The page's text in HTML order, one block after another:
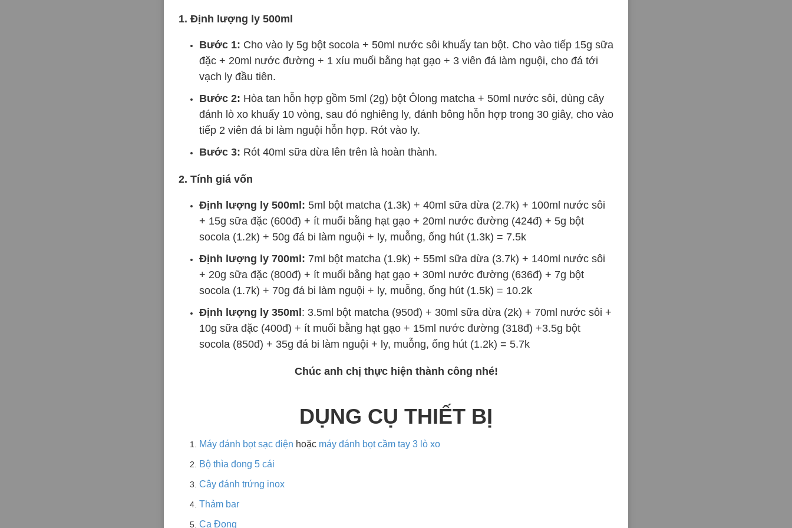
1. Định lượng ly 500ml
Bước 1: Cho vào ly 5g bột socola + 50ml nước sôi khuấy tan bột. Cho vào tiếp 15g sữa
đặc + 20ml nước đường + 1 xíu muối bằng hạt gạo + 3 viên đá làm nguội, cho đá tới
vạch ly đầu tiên.
Bước 2: Hòa tan hỗn hợp gồm 5ml (2g) bột Ôlong matcha + 50ml nước sôi, dùng cây
đánh lò xo khuấy 10 vòng, sau đó nghiêng ly, đánh bông hỗn hợp trong 30 giây, cho vào
tiếp 2 viên đá bi làm nguội hỗn hợp. Rót vào ly.
Bước 3: Rót 40ml sữa dừa lên trên là hoàn thành.
2. Tính giá vốn
Định lượng ly 500ml: 5ml bột matcha (1.3k) + 40ml sữa dừa (2.7k) + 100ml nước sôi
+ 15g sữa đặc (600đ) + ít muối bằng hạt gạo + 20ml nước đường (424đ) + 5g bột
socola (1.2k) + 50g đá bi làm nguội + ly, muỗng, ống hút (1.3k) = 7.5k
Định lượng ly 700ml: 7ml bột matcha (1.9k) + 55ml sữa dừa (3.7k) + 140ml nước sôi
+ 20g sữa đặc (800đ) + ít muối bằng hạt gạo + 30ml nước đường (636đ) + 7g bột
socola (1.7k) + 70g đá bi làm nguội + ly, muỗng, ống hút (1.5k) = 10.2k
Định lượng ly 350ml : 3.5ml bột matcha (950đ) + 30ml sữa dừa (2k) + 70ml nước sôi +
10g sữa đặc (400đ) + ít muối bằng hạt gạo + 15ml nước đường (318đ) +3.5g bột
socola (850đ) + 35g đá bi làm nguội + ly, muỗng, ống hút (1.2k) = 5.7k
Chúc anh chị thực hiện thành công nhé!
DỤNG CỤ THIẾT BỊ
Máy đánh bọt sạc điện hoặc máy đánh bọt cầm tay 3 lò xo
Bộ thìa đong 5 cái
Cây đánh trứng inox
Thảm bar
Ca Đong